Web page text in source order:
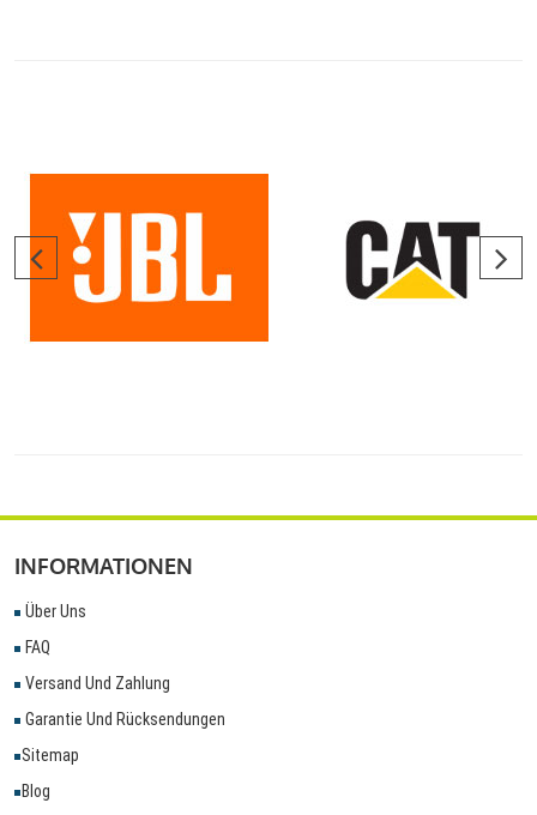
INFORMATIONEN
Über Uns
FAQ
Versand Und Zahlung
Garantie Und Rücksendungen
Sitemap
Blog